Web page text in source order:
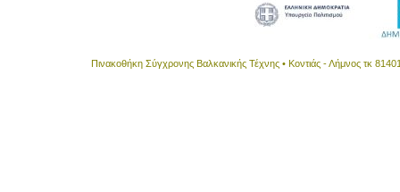
Πινακοθήκη Σύγχρονης Βαλκανικής Τέχνης • Κοντιάς - Λήμνος τκ